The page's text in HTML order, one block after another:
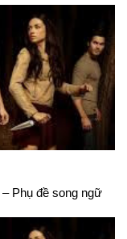
Phụ đề song ngữ